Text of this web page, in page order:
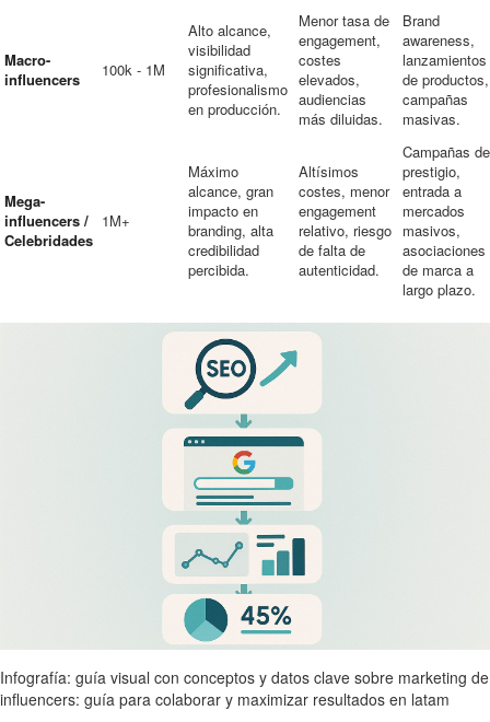
Macro-
influencers
100k - 1M
Alto alcance,
visibilidad
significativa,
profesionalismo
en producción.
Menor tasa de
engagement,
costes
elevados,
audiencias
más diluidas.
Brand
awareness,
lanzamientos
de productos,
campañas
masivas.
Mega-
influencers /
Celebridades
1M+
Máximo
alcance, gran
impacto en
branding, alta
credibilidad
percibida.
Altísimos
costes, menor
engagement
relativo, riesgo
de falta de
autenticidad.
Campañas de
prestigio,
entrada a
mercados
masivos,
asociaciones
de marca a
largo plazo.
Infografía: guía visual con conceptos y datos clave sobre marketing de
influencers: guía para colaborar y maximizar resultados en latam